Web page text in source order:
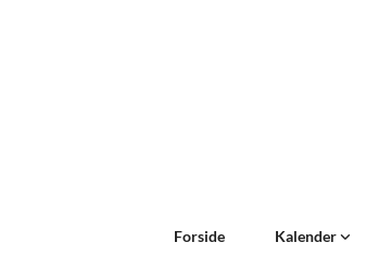
Forside Kalender